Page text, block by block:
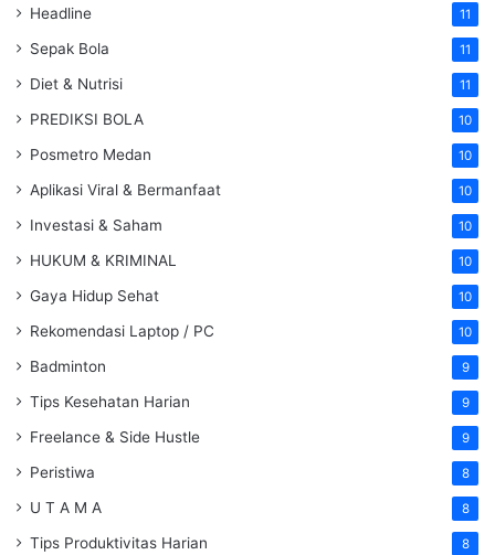
Headline 11
Sepak Bola 11
Diet & Nutrisi 11
PREDIKSI BOLA 10
Posmetro Medan 10
Aplikasi Viral & Bermanfaat 10
Investasi & Saham 10
HUKUM & KRIMINAL 10
Gaya Hidup Sehat 10
Rekomendasi Laptop / PC 10
Badminton 9
Tips Kesehatan Harian 9
Freelance & Side Hustle 9
Peristiwa 8
U T A M A 8
Tips Produktivitas Harian 8